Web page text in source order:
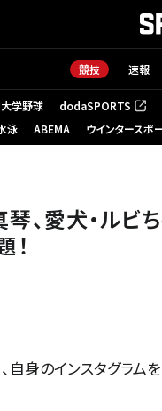
競技 速報
学野球 dodaSPORTS
（新しいタブで開く）
泳 ABEMA ウインタースポ
、愛犬・ルビ
！
身のインスタグラムを